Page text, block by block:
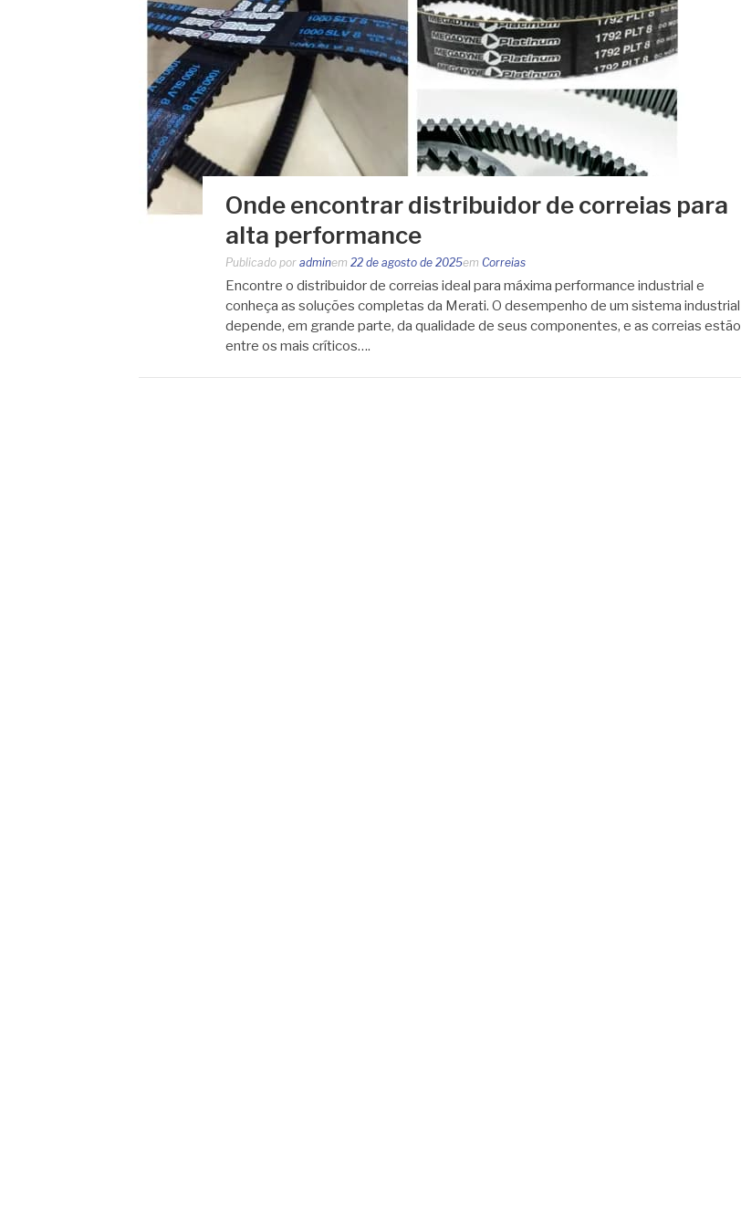
Onde encontrar distribuidor de correias para
alta performance
Publicado por adminem 22 de agosto de 2025em Correias
Encontre o distribuidor de correias ideal para máxima performance industrial e
conheça as soluções completas da Merati. O desempenho de um sistema industrial
depende, em grande parte, da qualidade de seus componentes, e as correias estão
entre os mais críticos….